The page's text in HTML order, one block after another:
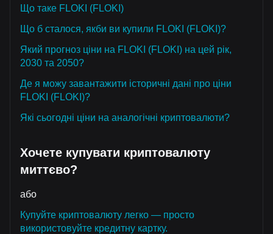
Що таке FLOKI (FLOKI)
Що б сталося, якби ви купили FLOKI (FLOKI)?
Який прогноз ціни на FLOKI (FLOKI) на цей рік,
2030 та 2050?
Де я можу завантажити історичні дані про ціни
FLOKI (FLOKI)?
Які сьогодні ціни на аналогічні криптовалюти?
Хочете купувати криптовалюту
миттєво?
або
Купуйте криптовалюту легко — просто
використовуйте кредитну картку.